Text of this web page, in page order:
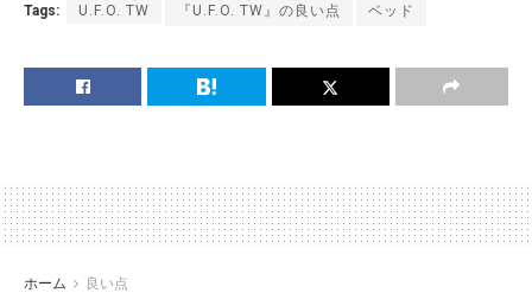
Tags: U.F.O. TW 『U.F.O. TW』の良い点 ベッド
ホーム 良い点